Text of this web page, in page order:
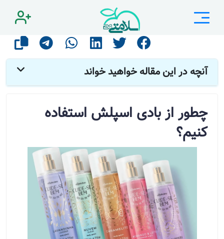
صفحه اصلی اطلاعات سلامت چطور از بادی اسپلش استفاده کنیم؟
آنچه در این مقاله خواهید خواند
چطور از بادی اسپلش استفاده
کنیم؟